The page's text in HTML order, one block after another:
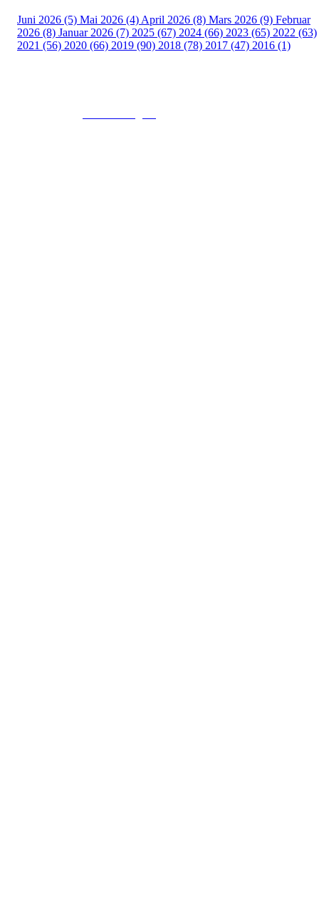
Juni 2026 (5) Mai 2026 (4) April 2026 (8) Mars 2026 (9) Februar
2026 (8) Januar 2026 (7) 2025 (67) 2024 (66) 2023 (65) 2022 (63)
2021 (56) 2020 (66) 2019 (90) 2018 (78) 2017 (47) 2016 (1)